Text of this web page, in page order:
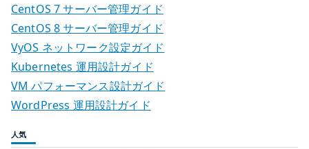
CentOS 7 サーバー管理ガイド
CentOS 8 サーバー管理ガイド
VyOS ネットワーク設定ガイド
Kubernetes 運用設計ガイド
VM パフォーマンス設計ガイド
WordPress 運用設計ガイド
人気